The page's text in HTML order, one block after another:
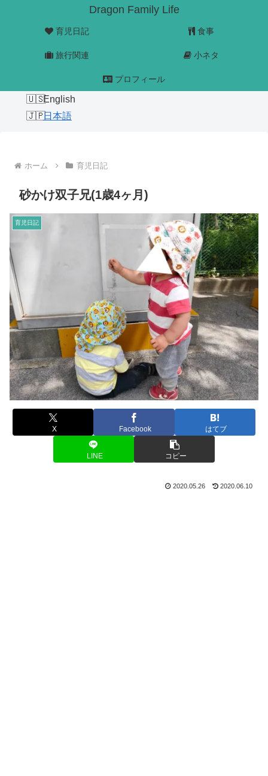
Dragon Family Life
育児日記 食事
旅行関連 小ネタ
プロフィール
English
日本語
ホーム 育児日記
砂かけ双子兄(1歳4ヶ月)
育児日記
X Facebook はてブ
LINE コピー
2020.05.26 2020.06.10